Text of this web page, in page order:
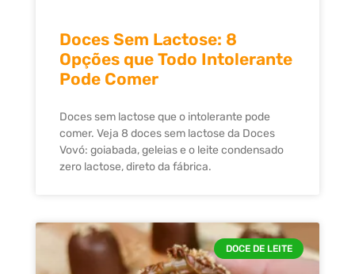
Doces Sem Lactose: 8
Opções que Todo Intolerante
Pode Comer
Doces sem lactose que o intolerante pode
comer. Veja 8 doces sem lactose da Doces
Vovó: goiabada, geleias e o leite condensado
zero lactose, direto da fábrica.
DOCE DE LEITE